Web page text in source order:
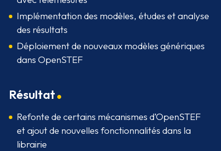
Implémentation des modèles, études et analyse
des résultats
Déploiement de nouveaux modèles génériques
dans OpenSTEF
Résultat
Refonte de certains mécanismes d’OpenSTEF
et ajout de nouvelles fonctionnalités dans la
librairie